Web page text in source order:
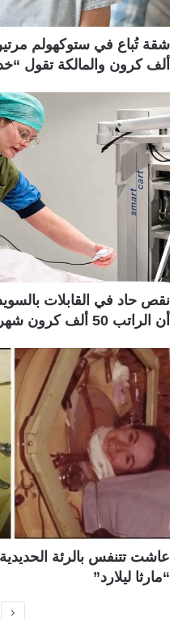
ألف كرون والمالكة تقول
نقص حاد في القابلات
أن الراتب 50 ألف كرون شهرياً
“مارثا ليلارد”